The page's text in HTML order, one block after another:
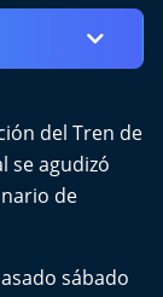
del Tren de
se agudizó
de
sábado